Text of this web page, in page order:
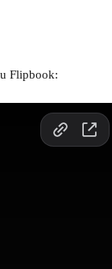
Flipbook: